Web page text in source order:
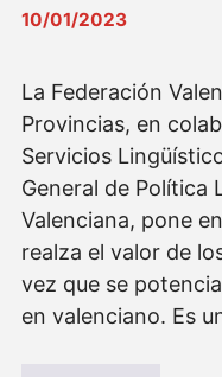
10/01/2023
La Federación
Provincias, en
Servicios
General de Política
Valenciana, pone
realza el valor de
vez que se
en valenciano. Es